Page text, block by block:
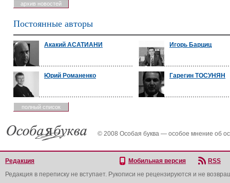
архив новостей
Постоянные авторы
Акакий АСАТИАНИ Игорь Барциц
Юрий Романенко Гарегин ТОСУНЯН
полный список
© 2008 Особая буква — особое мнение об
Редакция Мобильная версия
RSS
Редакция в переписку не вступает. Рукописи не рецензируются и не